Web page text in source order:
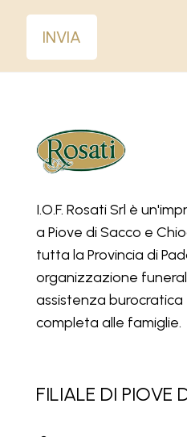
I.O.F. Rosati Srl è
a Piove di Sacco e
tutta la Provincia di
organizzazione
assistenza burocratica
completa alle famiglie.
FILIALE DI PIOVE